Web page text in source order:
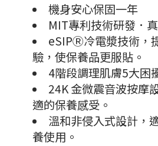
機身安心保固一年
MIT專利技術研發．
eSIPⓇ冷電漿技術，
驗，使保養品更服貼。
4階段調理肌膚5大困
24K 金微震音波按摩
適的保養感受。
溫和非侵入式設計，
養使用。